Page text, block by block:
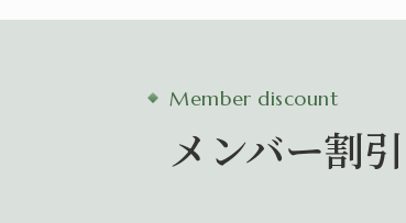
Member discount
メンバー割引